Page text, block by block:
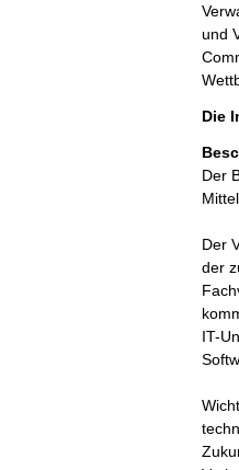
und
Die
Der
Der
der
IT-